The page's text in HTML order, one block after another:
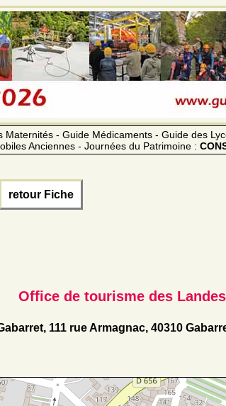
- Guide Médicaments - Guide des
Anciennes - Journées du Patrimoine :
retour Fiche
Office de tourisme des
111 rue Armagnac, 40310